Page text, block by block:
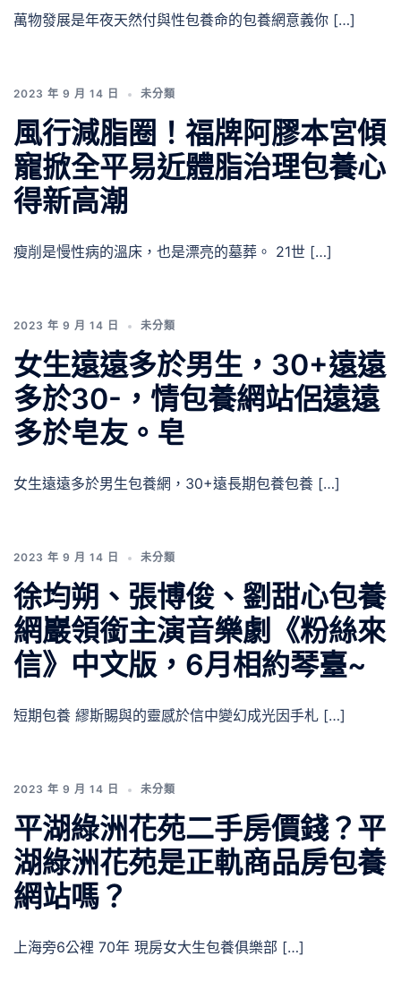
萬物發展是年夜天然付與性包養命的包養網意義你 […]
2023 年 9 月 14 日 未分類
風行減脂圈！福牌阿膠本宮傾
寵掀全平易近體脂治理包養心
得新高潮
瘦削是慢性病的溫床，也是漂亮的墓葬。 21世 […]
2023 年 9 月 14 日 未分類
女生遠遠多於男生，30+遠遠
多於30-，情包養網站侶遠遠
多於皂友。皂
女生遠遠多於男生包養網，30+遠長期包養包養 […]
2023 年 9 月 14 日 未分類
徐均朔、張博俊、劉甜心包養
網巖領銜主演音樂劇《粉絲來
信》中文版，6月相約琴臺~
短期包養 繆斯賜與的靈感於信中變幻成光因手札 […]
2023 年 9 月 14 日 未分類
平湖綠洲花苑二手房價錢？平
湖綠洲花苑是正軌商品房包養
網站嗎？
上海旁6公裡 70年 現房女大生包養俱樂部 […]